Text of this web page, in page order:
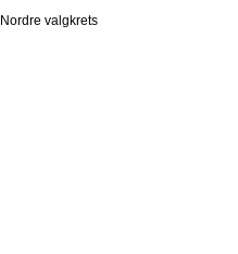
Nordre valgkrets